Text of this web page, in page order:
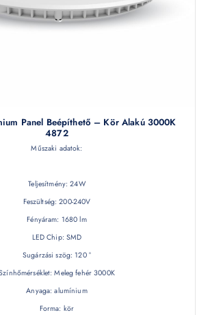
Panel Beépíthető – Kör Alakú 3000K
4872
Műszaki adatok:
Teljesítmény: 24W
Feszültség: 200-240V
Fényáram: 1680 lm
LED Chip: SMD
Sugárzási szög: 120 °
Meleg fehér 3000K
Anyaga: alumínium
Forma: kör